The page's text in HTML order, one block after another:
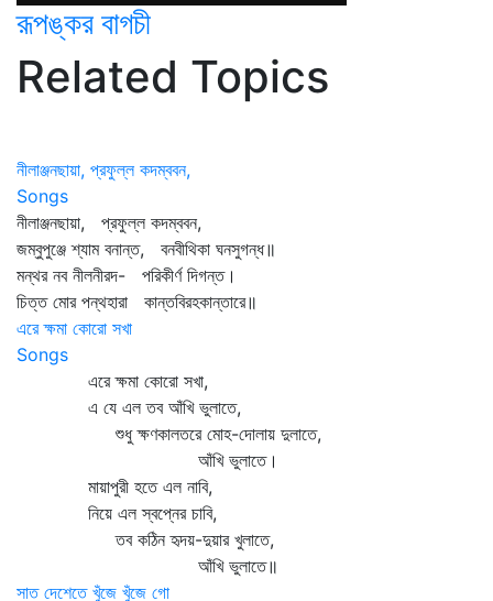
রূপঙ্কর বাগচী
Related Topics
নীলাঞ্জনছায়া, প্রফুল্ল কদম্ববন,
Songs
নীলাঞ্জনছায়া, প্রফুল্ল কদম্ববন,
জম্বুপুঞ্জে শ্যাম বনান্ত, বনবীথিকা ঘনসুগন্ধ॥
মন্থর নব নীলনীরদ- পরিকীর্ণ দিগন্ত।
চিত্ত মোর পন্থহারা কান্তবিরহকান্তারে॥
এরে ক্ষমা কোরো সখা
Songs
এরে ক্ষমা কোরো সখা,
এ যে এল তব আঁখি ভুলাতে,
শুধু ক্ষণকালতরে মোহ-দোলায় দুলাতে,
আঁখি ভুলাতে।
মায়াপুরী হতে এল নাবি,
নিয়ে এল স্বপ্নের চাবি,
তব কঠিন হৃদয়-দুয়ার খুলাতে,
আঁখি ভুলাতে॥
সাত দেশেতে খুঁজে খুঁজে গো